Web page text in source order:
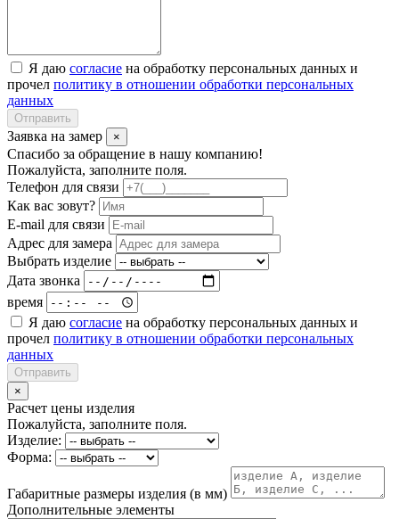
Я даю согласие на обработку персональных данных и
прочел политику в отношении обработки персональных
данных
Отправить
Заявка на замер ×
Спасибо за обращение в нашу компанию!
Пожалуйста, заполните поля.
Телефон для связи
Как вас зовут?
E-mail для связи
Адрес для замера
Выбрать изделие
Дата звонка
время
Я даю согласие на обработку персональных данных и
прочел политику в отношении обработки персональных
данных
Отправить
×
Расчет цены изделия
Пожалуйста, заполните поля.
Изделие:
Форма:
Габаритные размеры изделия (в мм)
Дополнительные элементы